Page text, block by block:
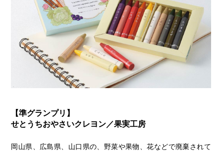
【準グランプリ】
せとうちおやさいクレヨン／果実工房
岡山県、広島県、山口県の、野菜や果物、花などで廃棄されて